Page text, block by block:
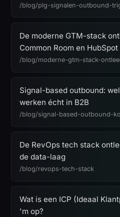
/blog/plg-signalen-outbound-
De moderne GTM-stack
Common Room en HubSpot
/blog/moderne-gtm-stack-
Signal-based outbound:
werken écht in B2B
/blog/signal-based-outbound-
De RevOps tech stack
de data-laag
/blog/revops-tech-stack
Wat is een ICP (Ideaal
'm op?